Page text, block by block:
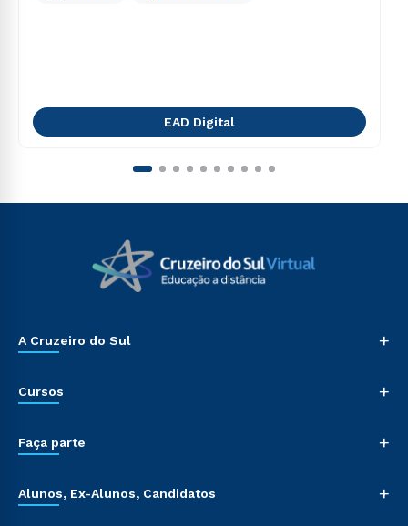
EAD Digital
A Cruzeiro do Sul +
Cursos +
Faça parte +
Alunos, Ex-Alunos, Candidatos +